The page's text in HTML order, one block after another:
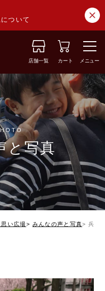
ついて
店舗一覧 カート メニュー
と写真
い広場 みんなの声と写真 兵庫